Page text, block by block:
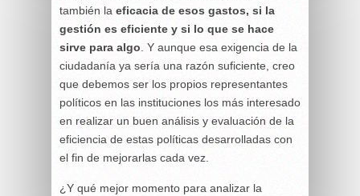
también la eficacia de esos gastos, si la
gestión es eficiente y si lo que se hace
sirve para algo. Y aunque esa exigencia de la
ciudadanía ya sería una razón suficiente, creo
que debemos ser los propios representantes
políticos en las instituciones los más interesado
en realizar un buen análisis y evaluación de la
eficiencia de estas políticas desarrolladas con
el fin de mejorarlas cada vez.
¿Y qué mejor momento para analizar la